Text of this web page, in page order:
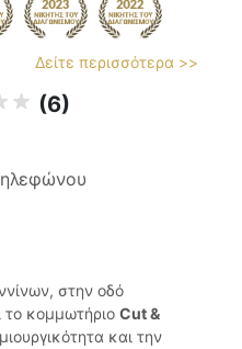
Δείτε περισσότερα >>
(6)
στην οδό
κομμωτήριο Cut &
και την